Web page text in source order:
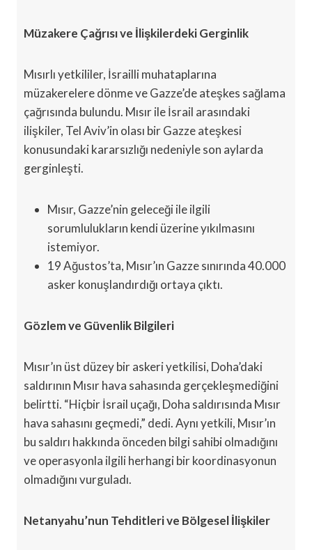
Müzakere Çağrısı ve İlişkilerdeki Gerginlik
Mısırlı yetkililer, İsrailli muhataplarına
müzakerelere dönme ve Gazze’de ateşkes sağlama
çağrısında bulundu. Mısır ile İsrail arasındaki
ilişkiler, Tel Aviv’in olası bir Gazze ateşkesi
konusundaki kararsızlığı nedeniyle son aylarda
gerginleşti.
Mısır, Gazze’nin geleceği ile ilgili
sorumlulukların kendi üzerine yıkılmasını
istemiyor.
19 Ağustos’ta, Mısır’ın Gazze sınırında 40.000
asker konuşlandırdığı ortaya çıktı.
Gözlem ve Güvenlik Bilgileri
Mısır’ın üst düzey bir askeri yetkilisi, Doha’daki
saldırının Mısır hava sahasında gerçekleşmediğini
belirtti. “Hiçbir İsrail uçağı, Doha saldırısında Mısır
hava sahasını geçmedi,” dedi. Aynı yetkili, Mısır’ın
bu saldırı hakkında önceden bilgi sahibi olmadığını
ve operasyonla ilgili herhangi bir koordinasyonun
olmadığını vurguladı.
Netanyahu’nun Tehditleri ve Bölgesel İlişkiler